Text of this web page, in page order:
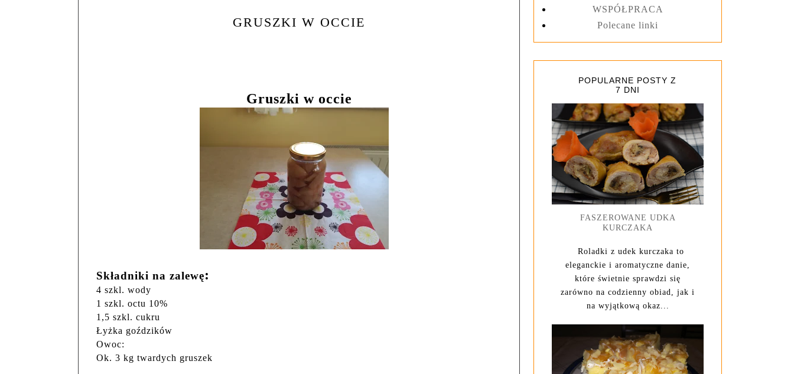
GRUSZKI W OCCIE
Gruszki w occie
Składniki na zalewę:
4 szkl. wody
1 szkl. octu 10%
1,5 szkl. cukru
Łyżka goździków
Owoc:
Ok. 3 kg twardych gruszek
WSPÓŁPRACA
Polecane linki
POPULARNE POSTY Z
7 DNI
FASZEROWANE UDKA
KURCZAKA
Roladki z udek kurczaka to
eleganckie i aromatyczne danie,
które świetnie sprawdzi się
zarówno na codzienny obiad, jak i
na wyjątkową okaz...